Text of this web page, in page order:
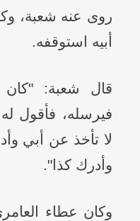
روى عنه شعبة،
أبيه استوقفه.
قال شعبة: "كان
فيرسله، فأقول
لا تأخذ عن أبي
وأدرك كذا".
وكان عطاء